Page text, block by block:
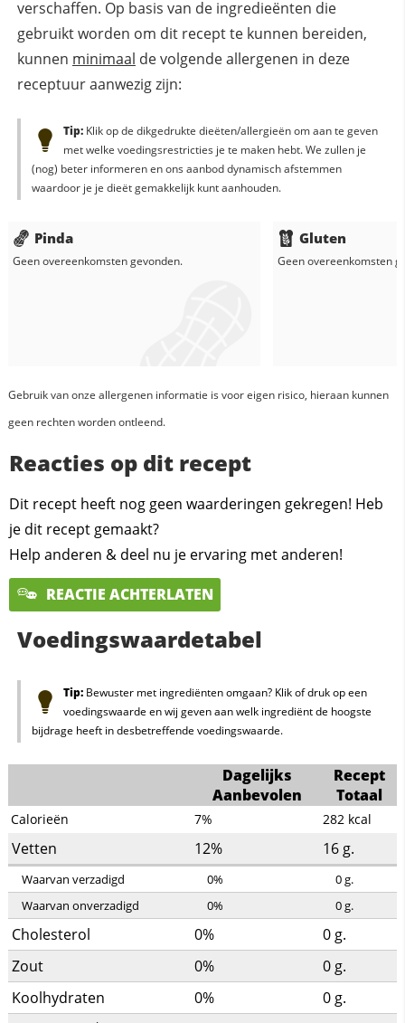
verschaffen. Op basis van de ingredieënten die
gebruikt worden om dit recept te kunnen bereiden,
kunnen minimaal de volgende allergenen in deze
receptuur aanwezig zijn:
Tip:Klik op de dikgedrukte dieëten/allergieën om aan te geven
met welke voedingsrestricties je te maken hebt. We zullen je
(nog) beter informeren en ons aanbod dynamisch afstemmen
waardoor je je dieët gemakkelijk kunt aanhouden.
Pinda
Geen overeenkomsten gevonden.
Gluten
Geen overeenkomsten
Gebruik van onze allergenen informatie is voor eigen risico, hieraan kunnen
geen rechten worden ontleend.
Reacties op dit recept
Dit recept heeft nog geen waarderingen gekregen! Heb
je dit recept gemaakt?
Help anderen & deel nu je ervaring met anderen!
REACTIE ACHTERLATEN
Voedingswaardetabel
Tip:Bewuster met ingrediënten omgaan? Klik of druk op een
voedingswaarde en wij geven aan welk ingrediënt de hoogste
bijdrage heeft in desbetreffende voedingswaarde.
Dagelijks
Aanbevolen
Recept
Totaal
Calorieën 7% 282 kcal
Vetten 12% 16 g.
Waarvan verzadigd 0% 0g.
Waarvan onverzadigd
0% 0g.
Cholesterol 0% 0 g.
Zout
0% 0 g.
Koolhydraten
0% 0 g.